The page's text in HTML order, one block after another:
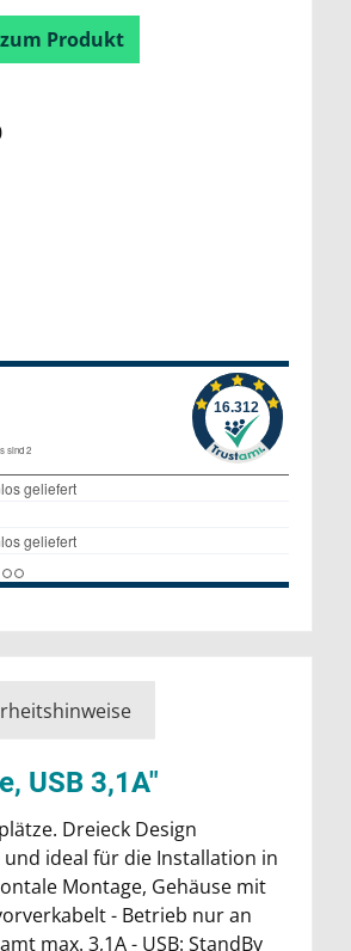
Produkt
USB 3,1A"
Dreieck Design
ideal für die Installation in
Montage, Gehäuse mit
- Betrieb nur an
max. 3,1A - USB: StandBy